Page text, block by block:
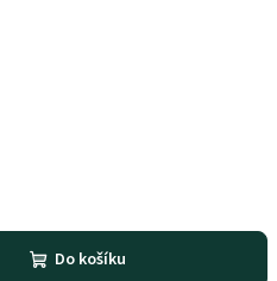
Do košíku